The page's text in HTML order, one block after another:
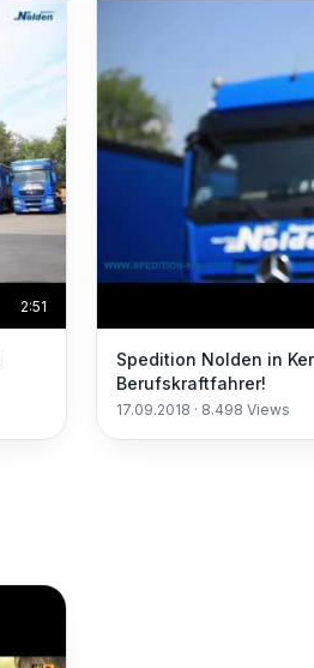
2:51
Spedition Nolden in
Berufskraftfahrer!
17.09.2018 · 8.498 Views